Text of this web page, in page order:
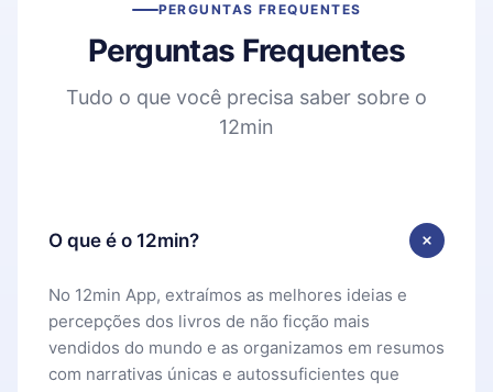
PERGUNTAS FREQUENTES
Perguntas Frequentes
Tudo o que você precisa saber sobre o
12min
O que é o 12min?
No 12min App, extraímos as melhores ideias e
percepções dos livros de não ficção mais
vendidos do mundo e as organizamos em resumos
com narrativas únicas e autossuficientes que